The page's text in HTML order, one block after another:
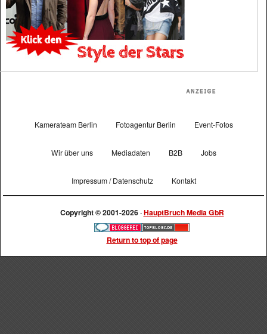
Kamerateam Berlin Fotoagentur Berlin Event-Fotos
Wir über uns Mediadaten B2B Jobs
Impressum / Datenschutz Kontakt
Copyright © 2001-2026 ·HauptBruch Media GbR
Return to top of page